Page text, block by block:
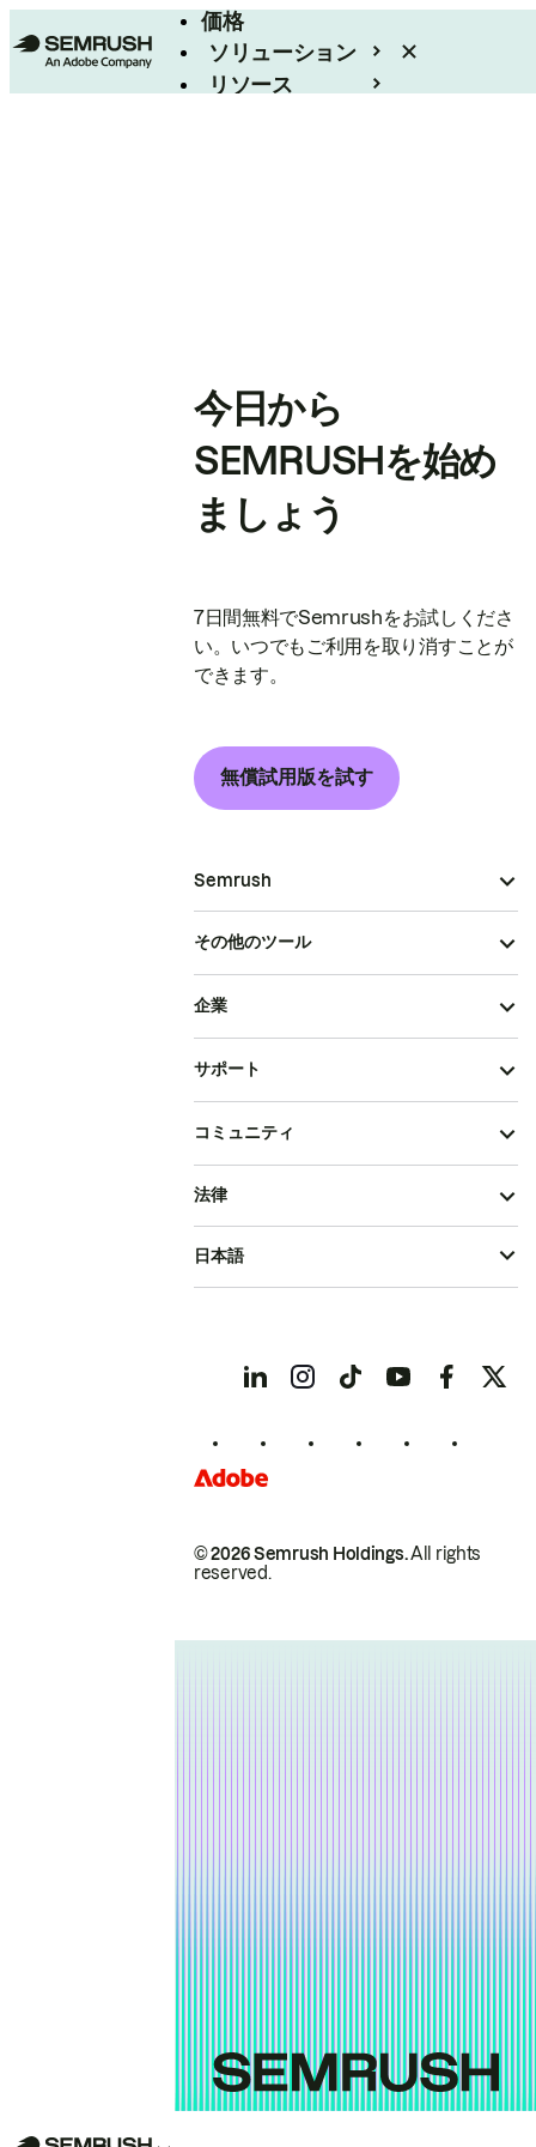
価格
ソリューション
リソース
今日から
SEMRUSHを始め
ましょう
7日間無料でSemrushをお試しくださ
い。いつでもご利用を取り消すことが
できます。
無償試用版を試す
Semrush
その他のツール
企業
サポート
コミュニティ
© 2026 Semrush Holdings.All rights
reserved.
法律
日本語